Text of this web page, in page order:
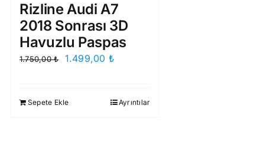
Rizline Audi A7
2018 Sonrası 3D
Havuzlu Paspas
1.750,00₺
Orijinal
1.499,00 ₺
1.499,00 ₺.
Sepete Ekle Ayrıntılar